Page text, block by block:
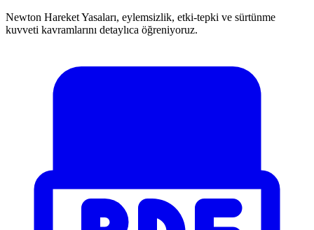
Newton Hareket Yasaları, eylemsizlik, etki-tepki ve sürtünme
kuvveti kavramlarını detaylıca öğreniyoruz.